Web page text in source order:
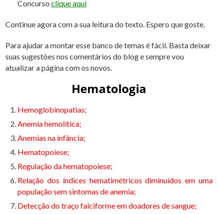
Concursoclique aqui
Continue agora com a sua leitura do texto. Espero que goste.
Para ajudar a montar esse banco de temas é fácil. Basta deixar
suas sugestões nos comentários do blog e sempre vou
atualizar a página com os novos.
Hematologia
Hemoglobinopatias;
Anemia hemolítica;
Anemias na infância;
Hematopoiese;
Regulação da hematopoiese;
Relação dos índices hematimétricos diminuídos em uma
população sem sintomas de anemia;
Detecção do traço falciforme em doadores de sangue;